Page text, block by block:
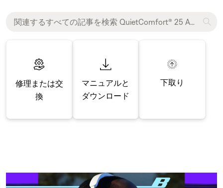
修理または交
換
マニュアルと
ダウンロード
下取り